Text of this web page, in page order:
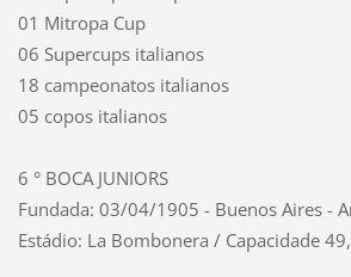
01 Mitropa Cup
06 Supercups italianos
18 campeonatos italianos
05 copos italianos
6 ° BOCA JUNIORS
Fundada: 03/04/1905 - Buenos Aires -
Estádio: La Bombonera / Capacidade